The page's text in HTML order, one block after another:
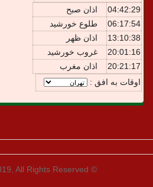
04:42:29
اذان صبح
06:17:54
طلوع خورشید
13:10:38
اذان ظهر
20:01:16
غروب خورشید
20:21:17
اذان مغرب
اوقات به افق :
© Copyright 2019, All Rights Reserved